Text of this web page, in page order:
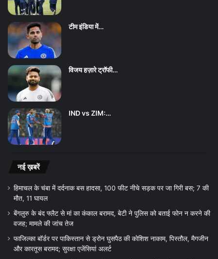
टीम इंडिया में…
विजय हज़ारे ट्रॉफी…
IND vs ZIM:…
नई ख़बरें
हिमाचल के चंबा में दर्दनाक बस हादसा, 100 फीट नीचे सड़क पर जा गिरी बस; 7 की
मौत, 11 घायल
बेंगलुरु के बंद फ्लैट से मां का कंकाल बरामद, बेटी ने पुलिस को बताई फोन न करने की
वजह; मामले की जांच तेज
फाजिल्का बॉर्डर पर पाकिस्तान से ड्रोन घुसपैठ की कोशिश नाकाम, पिस्तौल, मैगजीन
और कारतूस बरामद; सुरक्षा एजेंसियां अलर्ट